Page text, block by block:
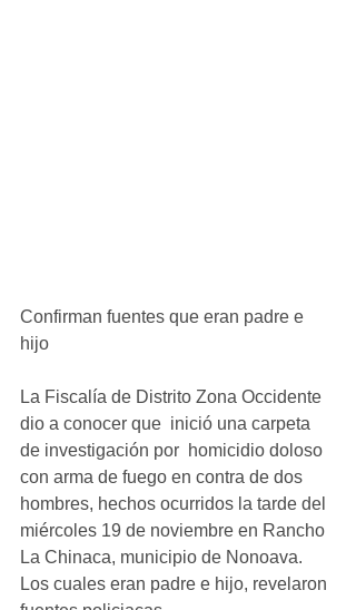
Confirman fuentes que eran padre e
hijo
La Fiscalía de Distrito Zona Occidente
dio a conocer que  inició una carpeta
de investigación por  homicidio doloso
con arma de fuego en contra de dos
hombres, hechos ocurridos la tarde del
miércoles 19 de noviembre en Rancho
La Chinaca, municipio de Nonoava.
Los cuales eran padre e hijo, revelaron